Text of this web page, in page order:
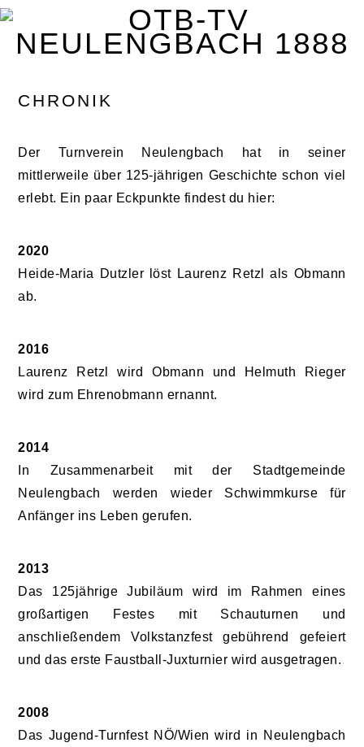
Zur
Hauptnavigation
springen
Zum
Inhalt
springen
Zur
Seitenspalte
springen
Zur
Fußzeile
springen
CHRONIK
Der Turnverein Neulengbach hat in seiner
mittlerweile über 125-jährigen Geschichte schon viel
erlebt. Ein paar Eckpunkte findest du hier:
2020
Heide-Maria Dutzler löst Laurenz Retzl als Obmann
ab.
2016
Laurenz Retzl wird Obmann und Helmuth Rieger
wird zum Ehrenobmann ernannt.
2014
In Zusammenarbeit mit der Stadtgemeinde
Neulengbach werden wieder Schwimmkurse für
Anfänger ins Leben gerufen.
2013
Das 125jährige Jubiläum wird im Rahmen eines
großartigen Festes mit Schauturnen und
anschließendem Volkstanzfest gebührend gefeiert
und das erste Faustball-Juxturnier wird ausgetragen.
2008
Das Jugend-Turnfest NÖ/Wien wird in Neulengbach